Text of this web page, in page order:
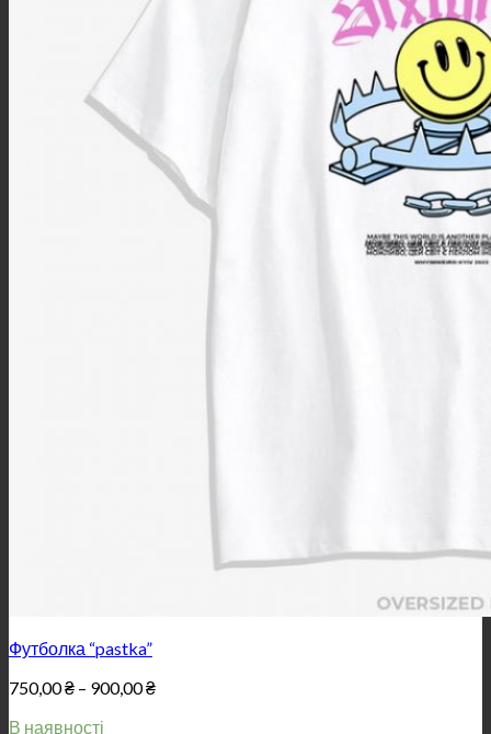
Футболка “pastka”
750,00₴ – 900,00₴Price
В наявності